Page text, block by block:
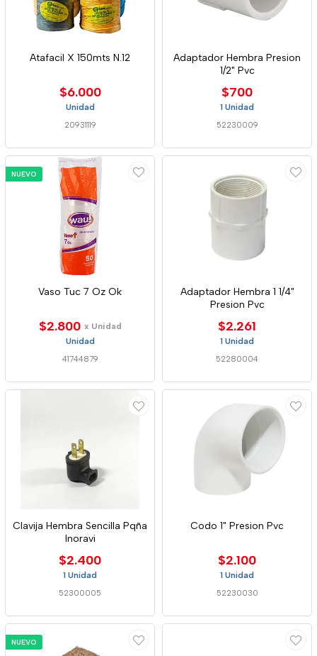
Atafacil X 150mts N.12
$6.000
Unidad
20931119
Adaptador Hembra Presion
1/2" Pvc
$700
1 Unidad
52230009
NUEVO
Vaso Tuc 7 Oz Ok
$2.800 x Unidad
Unidad
41744879
Adaptador Hembra 1 1/4"
Presion Pvc
$2.261
1 Unidad
52280004
Clavija Hembra Sencilla Pqña
Inoravi
$2.400
1 Unidad
52300005
Codo 1" Presion Pvc
$2.100
1 Unidad
52230030
NUEVO